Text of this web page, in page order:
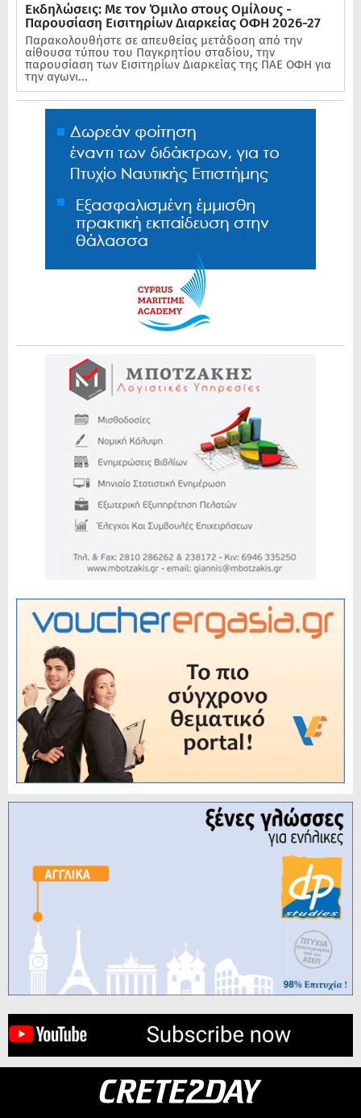
Εκδηλώσεις: Με τον Όμιλο στους Ομίλους -
Παρουσίαση Εισιτηρίων Διαρκείας ΟΦΗ 2026-27
Παρακολουθήστε σε απευθείας μετάδοση από την
αίθουσα τύπου του Παγκρητίου σταδίου, την
παρουσίαση των Εισιτηρίων Διαρκείας της ΠΑΕ ΟΦΗ για
την αγωνι...